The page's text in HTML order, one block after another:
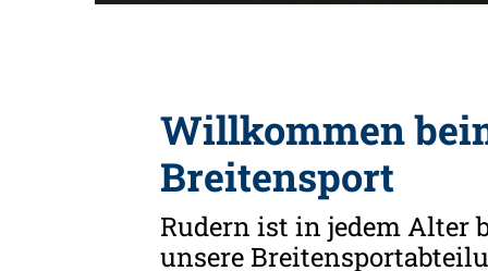
Willkommen
Breitensport
Rudern ist in jedem Alter
unsere
Ruderverein Münster von
e. V.
Am Mittelhafen 40
48155 Münster